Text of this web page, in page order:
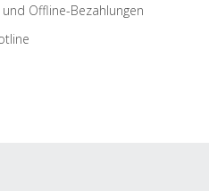
Offline-Bezahlungen